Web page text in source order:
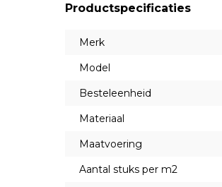
Productspecificaties
Merk
Model
Besteleenheid
Materiaal
Maatvoering
Aantal stuks per m2